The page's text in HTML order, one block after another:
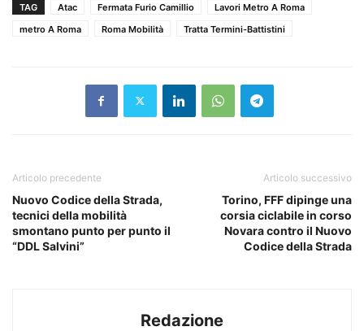
TAG Atac Fermata Furio Camillio
Lavori Metro A Roma
metro A Roma
Roma Mobilità Tratta Termini-Battistini
Articolo precedente
Nuovo Codice della Strada,
tecnici della mobilità
smontano punto per punto il
“DDL Salvini”
Articolo successivo
Torino, FFF dipinge una
corsia ciclabile in corso
Novara contro il Nuovo
Codice della Strada
Redazione